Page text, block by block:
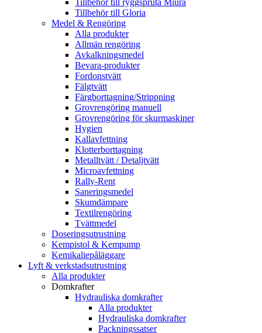
Tillbehör till ryggspruta Miura
Tillbehör till Gloria
Medel & Rengöring
Alla produkter
Allmän rengöring
Avkalkningsmedel
Bevara-produkter
Fordonstvätt
Fälgtvätt
Färgborttagning/Strippning
Grovrengöring manuell
Grovrengöring för skurmaskiner
Hygien
Kallavfettning
Klotterborttagning
Metalltvätt / Detaljtvätt
Microavfettning
Rally-Rent
Saneringsmedel
Skumdämpare
Textilrengöring
Tvättmedel
Doseringsutrustning
Kempistol & Kempump
Kemikaliepåläggare
Lyft & verkstadsutrustning
Alla produkter
Domkrafter
Hydrauliska domkrafter
Alla produkter
Hydrauliska domkrafter
Packningssatser